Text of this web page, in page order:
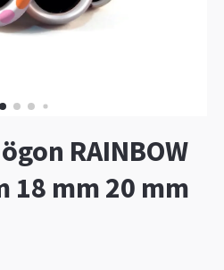
RAINBOW
18 mm 20 mm